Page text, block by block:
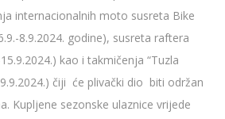
internacionalnih moto susreta Bike
8.9.2024. godine), susreta raftera
kao i takmičenja “Tuzla
čiji će plivački dio biti održan
Kupljene sezonske ulaznice vrijede